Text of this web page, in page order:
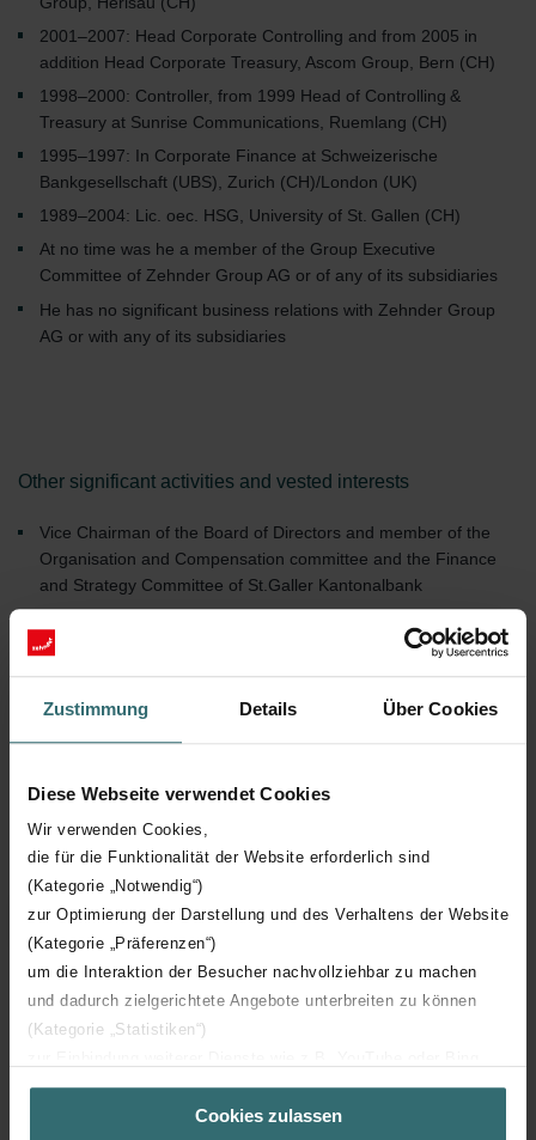
Zustimmung Details Über Cookies
Diese Webseite verwendet Cookies
Wir verwenden Cookies,
die für die Funktionalität der Website erforderlich sind
(Kategorie „Notwendig“)
zur Optimierung der Darstellung und des Verhaltens der Website
(Kategorie „Präferenzen“)
um die Interaktion der Besucher nachvollziehbar zu machen
und dadurch zielgerichtete Angebote unterbreiten zu können
(Kategorie „Statistiken“)
(Kategorie „Marketing“)
Über „Details zeigen“ bzw. die Datenschutzerklärung erhalten
Cookies zulassen
2001–2007: Head Corporate Controlling and from 2005 in
addition Head Corporate Treasury, Ascom Group, Bern (CH)
1998–2000: Controller, from 1999 Head of Controlling &
Treasury at Sunrise Communications, Ruemlang (CH)
1995–1997: In Corporate Finance at Schweizerische
Bankgesellschaft (UBS), Zurich (CH)/London (UK)
1989–2004: Lic. oec. HSG, University of St. Gallen ­(CH)
At no time was he a member of the Group ­Executive
Committee of Zehnder Group AG or of any of its subsidiaries
He has no significant business relations with Zehnder Group
AG or with any of its ­subsidiaries
Other significant activities and vested interests
Vice Chairman of the Board of Directors and member of the
Organisation and Compensation committee and the Finance
and Strategy Committee of St.Galler Kantonalbank
St.Galler Kantonalbank
Member of the Board of Trustees of the BÜCHI Corporate
Foundation (since January 2026)
Board of Directors
Other members
Ivo Wechsler